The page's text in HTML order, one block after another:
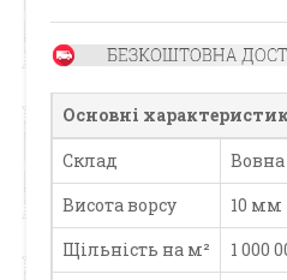
Основні
Склад
Вовна
Висота ворсу
10 мм
Щільність на м²
1 000